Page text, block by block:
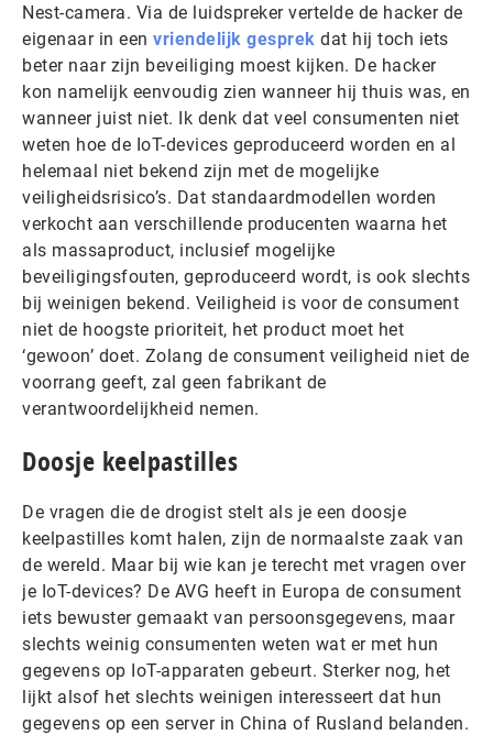
Nest-camera. Via de luidspreker vertelde de hacker de
eigenaar in een vriendelijk gesprek dat hij toch iets
beter naar zijn beveiliging moest kijken. De hacker
kon namelijk eenvoudig zien wanneer hij thuis was, en
wanneer juist niet. Ik denk dat veel consumenten niet
weten hoe de IoT-devices geproduceerd worden en al
helemaal niet bekend zijn met de mogelijke
veiligheidsrisico’s. Dat standaardmodellen worden
verkocht aan verschillende producenten waarna het
als massaproduct, inclusief mogelijke
beveiligingsfouten, geproduceerd wordt, is ook slechts
bij weinigen bekend. Veiligheid is voor de consument
niet de hoogste prioriteit, het product moet het
‘gewoon’ doet. Zolang de consument veiligheid niet de
voorrang geeft, zal geen fabrikant de
verantwoordelijkheid nemen.
Doosje keelpastilles
De vragen die de drogist stelt als je een doosje
keelpastilles komt halen, zijn de normaalste zaak van
de wereld. Maar bij wie kan je terecht met vragen over
je IoT-devices? De AVG heeft in Europa de consument
iets bewuster gemaakt van persoonsgegevens, maar
slechts weinig consumenten weten wat er met hun
gegevens op IoT-apparaten gebeurt. Sterker nog, het
lijkt alsof het slechts weinigen interesseert dat hun
gegevens op een server in China of Rusland belanden.